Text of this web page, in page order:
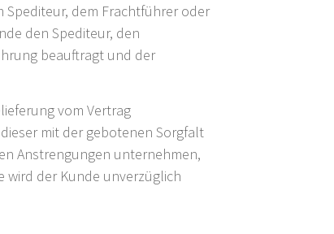
Spediteur, dem Frachtführer oder
den Spediteur, den
beauftragt und der
vom Vertrag
mit der gebotenen Sorgfalt
Anstrengungen unternehmen,
wird der Kunde unverzüglich